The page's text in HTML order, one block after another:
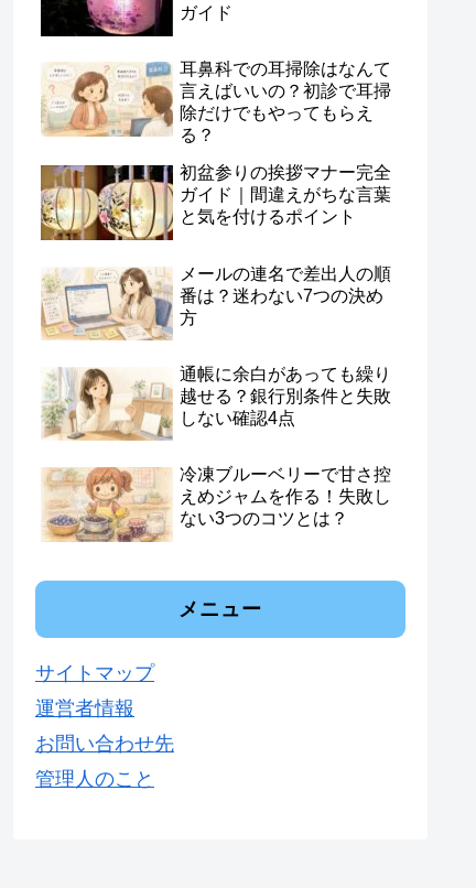
ガイド
耳鼻科での耳掃除はなんて
言えばいいの？初診で耳掃
除だけでもやってもらえ
る？
初盆参りの挨拶マナー完全
ガイド｜間違えがちな言葉
と気を付けるポイント
メールの連名で差出人の順
番は？迷わない7つの決め
方
通帳に余白があっても繰り
越せる？銀行別条件と失敗
しない確認4点
冷凍ブルーベリーで甘さ控
えめジャムを作る！失敗し
ない3つのコツとは？
メニュー
サイトマップ
運営者情報
お問い合わせ先
管理人のこと